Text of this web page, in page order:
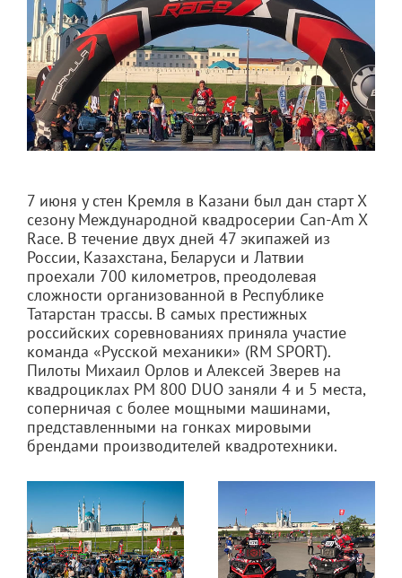
7 июня у стен Кремля в Казани был дан старт X
сезону Международной квадросерии Can-Am X
Race. В течение двух дней 47 экипажей из
России, Казахстана, Беларуси и Латвии
проехали 700 километров, преодолевая
сложности организованной в Республике
Татарстан трассы. В самых престижных
российских соревнованиях приняла участие
команда «Русской механики» (RM SPORT).
Пилоты Михаил Орлов и Алексей Зверев на
квадроциклах РМ 800 DUO заняли 4 и 5 места,
соперничая с более мощными машинами,
представленными на гонках мировыми
брендами производителей квадротехники.